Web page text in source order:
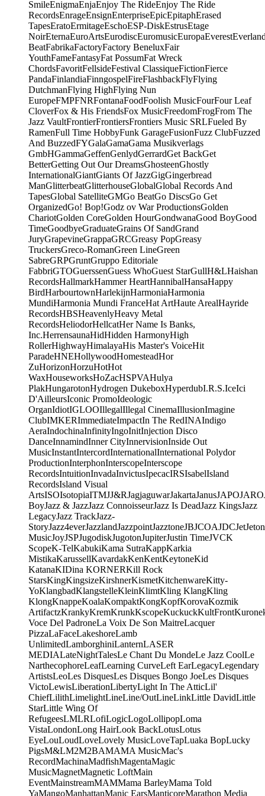
SmileEnigmaEnjaEnjoy The RideEnjoy The Ride
RecordsEnrageEnsignEnterpriseEpicEpitaphErased
TapesEratoErmitageEschoESP-DiskEstrusEtage
NoirEternaEuroArtsEurodiscEuromusicEuropaEverest
BeatFabrikaFactoryFactory BeneluxFair
YouthFameFantasyFat PossumFat Wreck
ChordsFavoritFellsideFestival ClassiqueFictionFierce
PandaFinlandiaFinngospelFireFlashbackFlyFlying
DutchmanFlying HighFlying Nun
EuropeFMPFNRFontanaFoodFoolish MusicFourFour Leaf
CloverFox & His FriendsFox MusicFreedomFrogFrom The
Jazz VaultFrontierFrontiersFrontiers Music SRLFueled By
RamenFull Time HobbyFunk GarageFusionFuzz ClubFuzzed
And BuzzedFYGalaGamaGama Musikverlags
GmbHGammaGeffenGenlydGerrardGet BackGet
BetterGetting Out Our DreamsGhosteenGhostly
InternationalGiantGiants Of JazzGigGingerbread
ManGlitterbeatGlitterhouseGlobalGlobal Records And
TapesGlobal SatelliteGMGo BeatGo DiscsGo Get
OrganizedGo! Bop!Godz ov War ProductionsGolden
ChariotGolden CoreGolden HourGondwanaGood BoyGood
TimeGoodbyeGraduateGrains Of SandGrand
JuryGrapevineGrappaGRCGreasy PopGreasy
TruckersGreco-RomanGreen LineGreen
SabreGRPGruntGruppo Editoriale
FabbriGTOGuerssenGuess WhoGuest StarGullH&LHaishan
RecordsHallmarkHammer HeartHannibalHansaHappy
BirdHarbourtownHarlekijnHarmoniaHarmonia
MundiHarmonia Mundi FranceHat ArtHaute ArealHayride
RecordsHBSHeavenlyHeavy Metal
RecordsHeliodorHellcatHer Name Is Banks,
Inc.HerrensaunaHidHidden HarmonyHigh
RollerHighwayHimalayaHis Master's VoiceHit
ParadeHNEHollywoodHomesteadHor
ZuHorizonHorzuHotHot
WaxHouseworksHoZacHSPVAHulya
PlakHungarotonHydrogen DukeboxHyperdubI.R.S.IceIci
D'AilleursIconic PromoIdeologic
OrganIdiotIGLOOIllegalIllegal CinemaIllusionImagine
ClubIMKERImmediateImpactIn The RedINAIndigo
AeraIndochinaInfinityIngoInitInjection Disco
DanceInnamindInner CityInnervisionInside Out
MusicInstantIntercordInternationalInternational Polydor
ProductionInterphonInterscopeInterscope
RecordsIntuitionInvadaInvictusIpecacIRSIsabelIsland
RecordsIsland Visual
ArtsISOIsotopiaITMJJ&RJagjaguwarJakartaJanusJAPOJARO
BoyJazz & JazzJazz ConnoisseurJazz Is DeadJazz KingsJazz
LegacyJazz TrackJazz-
StoryJazz4everJazzlandJazzpointJazztoneJBJCOAJDCJetJeton
MusicJoyJSPJugodiskJugotonJupiterJustin TimeJVCK
ScopeK-TelKabukiKama SutraKappKarkia
MistikaKarussellKavardakKenKentKeytoneKid
KatanaKIDina KORNERKill Rock
StarsKingKingsizeKirshnerKismetKitchenwareKitty-
YoKlangbadKlangstelleKleinKlimtKling KlangKling
KlongKnappeKoalaKompaktKongKopfKorovaKozmik
ArtifactzKrankyKremKrunkKscopeKuckuckKultFront
Voce Del PadroneLa Voix De Son MaitreLacquer
PizzaLaFaceLakeshoreLamb
UnlimitedLamborghiniLanternLASER
MEDIALateNightTalesLe Chant Du MondeLe Jazz CoolLe
NarthecophoreLeafLearning CurveLeft EarLegacyLegendary
ArtistsLeoLes DisquesLes Disques Bongo JoeLes Disques
VictoLewisLiberationLibertyLight In The AtticLil'
ChiefLilithLimelightLineLine/OutLineLinkLittle DavidLittle
StarLittle Wing Of
RefugeesLMLRLofiLogicLogoLollipopLoma
VistaLondonLong HairLook BackLotusLotus
EyeLouLoudLoveLovely MusicLoveTapLuaka BopLucky
PigsM&LM2M2BAMAMA MusicMac's
RecordMachinaMadfishMagentaMagic
MusicMagnetMagnetic LoftMain
EventMainstreamMAMMama BarleyMama Told
YaMangoManhattanManic EarsManticoreMarathon Media